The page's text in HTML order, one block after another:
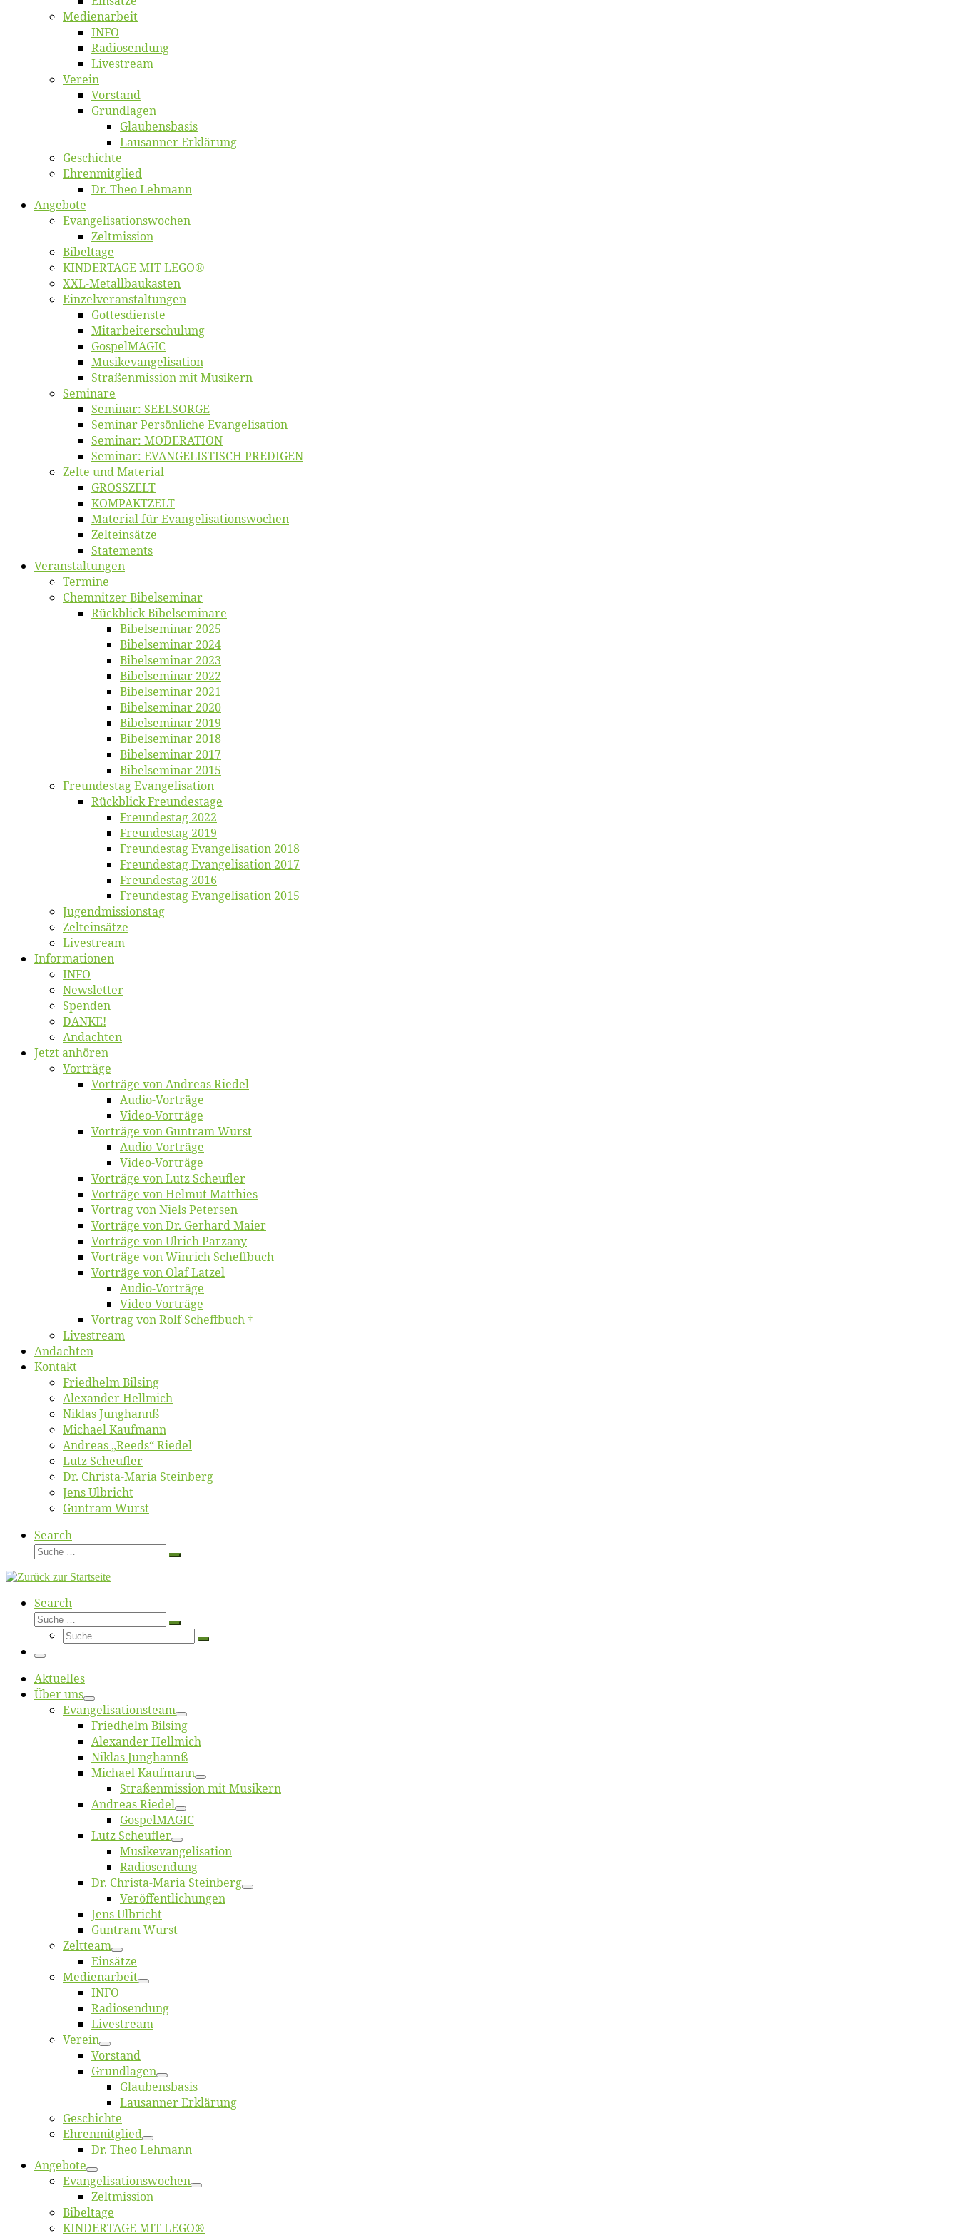
Me­di­en­ar­beit
INFO
Ra­dio­sen­dung
Live­stream
Ver­ein
Vor­stand
Grund­la­gen
Glaubens­ba­sis
Lausan­ner Erklärung
Ge­schich­te
Eh­ren­mit­glied
Dr. Theo Lehmann
An­ge­bo­te
Evangelisa­tions­wo­chen
Zelt­mis­si­on
Bi­bel­ta­ge
KINDERTAGE MIT LEGO®
XXL-Me­­tal­l­­bau­­kas­­ten
Einzelver­an­stal­tungen
Got­tes­diens­te
Mitarbeiter­schulung
Gos­pel­MA­GIC
Musikevan­ge­li­sa­tion
Straßenmis­sion mit Musikern
Se­mi­na­re
Se­mi­nar: SEELSORGE
Se­mi­nar Per­sön­li­che Evangelisation
Se­mi­nar: MODERATION
Se­mi­nar: EVANGELISTISCH PREDIGEN
Zel­te und Material
GROSSZELT
KOMPAKTZELT
Ma­te­ri­al für Evangelisationswochen
Zelt­ein­sät­ze
State­ments
Ver­an­stal­tun­gen
Ter­mi­ne
Chemnit­zer Bibelseminar
Rück­blick Bibelseminare
Bi­bel­se­mi­nar 2025
Bi­bel­se­mi­nar 2024
Bi­bel­se­mi­nar 2023
Bi­bel­se­mi­nar 2022
Bi­bel­se­mi­nar 2021
Bi­bel­se­mi­nar 2020
Bi­bel­se­mi­nar 2019
Bi­bel­se­mi­nar 2018
Bibelsemi­nar 2017
Bibelsemi­nar 2015
Freun­des­tag Evangelisation
Rück­blick Freundestage
Freun­des­tag 2022
Freun­des­tag 2019
Freun­des­tag Evan­ge­li­sa­ti­on 2018
Freun­des­tag Evan­ge­li­sa­ti­on 2017
Freun­des­tag 2016
Freun­des­tag Evan­ge­li­sa­ti­on 2015
Jugend­mis­sions­tag
Zelt­ein­sät­ze
Live­stream
Informatio­nen
INFO
News­let­ter
Spen­den
DANKE!
An­dach­ten
Jetzt an­hö­ren
Vor­trä­ge
Vor­trä­ge von An­dre­as Riedel
Au­dio-Vor­trä­ge
Vi­deo-Vor­trä­ge
Vor­trä­ge von Gun­tram Wurst
Au­dio-Vor­trä­ge
Vi­deo-Vor­trä­ge
Vor­trä­ge von Lutz Scheufler
Vor­trä­ge von Hel­mut Matthies
Vor­trag von Niels Petersen
Vor­trä­ge von Dr. Ger­hard Maier
Vor­trä­ge von Ul­rich Parzany
Vor­trä­ge von Win­rich Scheffbuch
Vor­trä­ge von Olaf Latzel
Au­dio-Vor­trä­ge
Vi­deo-Vor­trä­ge
Vor­trag von Rolf Scheffbuch †
Live­stream
An­dach­ten
Kon­takt
Fried­helm Bilsing
Alex­an­der Hellmich
Ni­klas Junghannß
Mi­cha­el Kaufmann
An­dre­as „Reeds“ Riedel
Lutz Scheuf­ler
Dr. Chris­­ta-Ma­ria Steinberg
Jens Ulb­richt
Gun­tram Wurst
Search
Suche
Suche
Search
Suche
Suche
Suche
Suche
Menü
Ak­tu­el­les
Über uns
Evangelisa­tions­team
Fried­helm Bilsing
Alex­an­der Hellmich
Ni­klas Junghannß
Mi­cha­el Kaufmann
Straßenmis­sion mit Musikern
An­dre­as Riedel
Gos­pel­MA­GIC
Lutz Scheuf­ler
Musikevan­ge­li­sa­tion
Ra­dio­sen­dung
Dr. Chris­­ta-Ma­ria Steinberg
Ver­öf­fent­li­chun­gen
Jens Ulb­richt
Gun­tram Wurst
Zelt­team
Ein­sät­ze
Me­di­en­ar­beit
INFO
Ra­dio­sen­dung
Live­stream
Ver­ein
Vor­stand
Grund­la­gen
Glaubens­ba­sis
Lausan­ner Erklärung
Ge­schich­te
Eh­ren­mit­glied
Dr. Theo Lehmann
An­ge­bo­te
Evangelisa­tions­wo­chen
Zelt­mis­si­on
Bi­bel­ta­ge
KINDERTAGE MIT LEGO®